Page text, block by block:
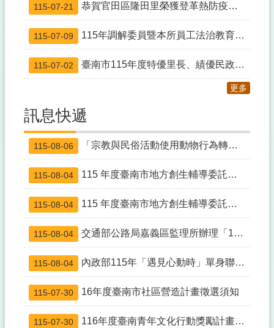
115-07-21 恭賀官田區隆田里榮獲登革熱防疫志工隊評比第一名
115-07-09 115年調解委員暨本所員工法治教育訓練
115-07-02 臺南市115年度特優里長、績優民政人員暨資深里鄰長表揚大會
更多
訊息快遞
115-08-06 「宗教與民俗活動使用動物行為轉型」宣導
115-08-04 115 年度臺南市地方創生輔導委託專業服務案─辦理共識會或座談會-「把遊程變成一門永續生意-從商業模式到體驗設計」
115-08-04 115 年度臺南市地方創生輔導委託專業服務案─辦理共識會或座談會-「地方好物升級術！用產銷履歷標章創造產品價值」
115-08-04 交通部公路局嘉義區監理所辦理「115年跨機關結合路老師高齡者交通安全宣導團研習活動計畫」
115-08-04 內政部115年「遇見心動時」單身聯誼活動第3、10-14梯次
115-07-30 16年度臺南市社區營造計畫徵選須知
115-07-30 116年度臺南青年文化行動獎勵計畫徵選須知